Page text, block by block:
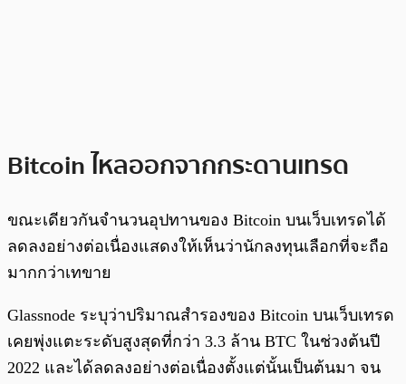
Bitcoin ไหลออกจากกระดานเทรด
ขณะเดียวกันจำนวนอุปทานของ Bitcoin บนเว็บเทรดได้
ลดลงอย่างต่อเนื่องแสดงให้เห็นว่านักลงทุนเลือกที่จะถือ
มากกว่าเทขาย
Glassnode ระบุว่าปริมาณสำรองของ Bitcoin บนเว็บเทรด
เคยพุ่งแตะระดับสูงสุดที่กว่า 3.3 ล้าน BTC ในช่วงต้นปี
2022 และได้ลดลงอย่างต่อเนื่องตั้งแต่นั้นเป็นต้นมา จน